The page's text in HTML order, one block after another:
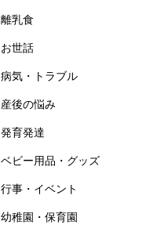
離乳食
お世話
病気・トラブル
産後の悩み
発育発達
ベビー用品・グッズ
行事・イベント
幼稚園・保育園